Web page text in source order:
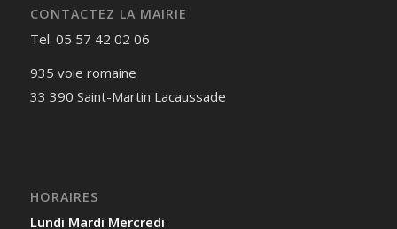
CONTACTEZ LA MAIRIE
Tel. 05 57 42 02 06
935 voie romaine
33 390 Saint-Martin Lacaussade
HORAIRES
Lundi Mardi Mercredi